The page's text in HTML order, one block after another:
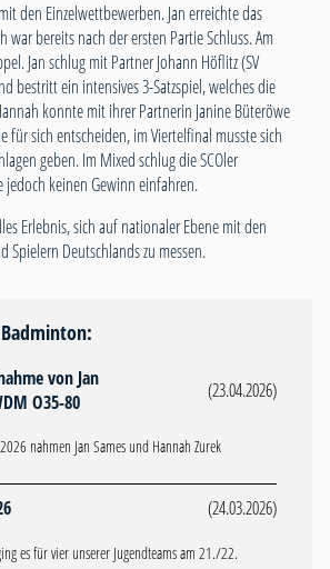
den Einzelwettbewerben. Jan erreichte das
war bereits nach der ersten Partie Schluss. Am
Jan schlug mit Partner Johann Höflitz (SV
bestritt ein intensives 3-Satzspiel, welches die
konnte mit ihrer Partnerin Janine Büteröwe
für sich entscheiden, im Viertelfinal musste sich
geben. Im Mixed schlug die SCOler
jedoch keinen Gewinn einfahren.
Erlebnis, sich auf nationaler Ebene mit den
Spielern Deutschlands zu messen.
von Jan
O35-80
(23.04.2026)
nahmen Jan Sames und Hannah Zurek
(24.03.2026)
es für vier unserer Jugendteams am 21./22.